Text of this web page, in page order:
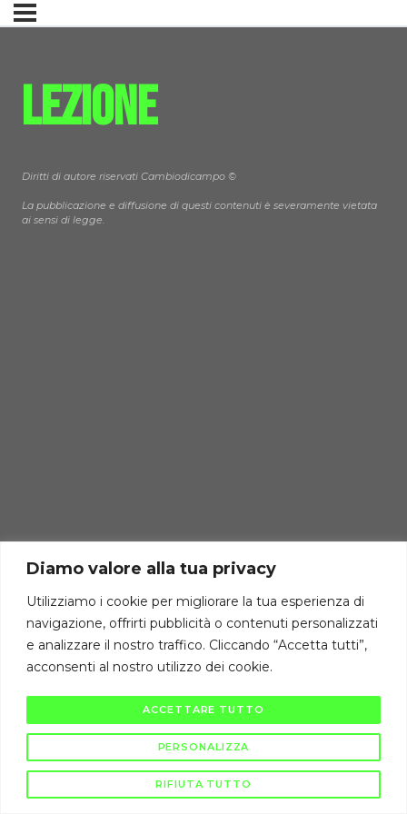
Diamo valore alla tua privacy
Utilizziamo i cookie per migliorare la tua esperienza di
navigazione, offrirti pubblicità o contenuti personalizzati
e analizzare il nostro traffico. Cliccando “Accetta tutti”,
acconsenti al nostro utilizzo dei cookie.
PERSONALIZZA
RIFIUTA TUTTO
ACCETTARE TUTTO
Lezione
Diritti di autore riservati Cambiodicampo ©
La pubblicazione e diffusione di questi contenuti è severamente vietata
ai sensi di legge.